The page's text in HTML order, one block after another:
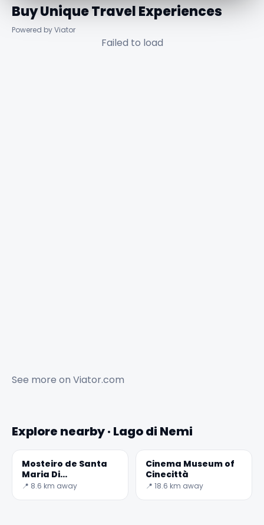
Buy Unique Travel Experiences
Powered by Viator
Failed to load
See more on Viator.com
Explore nearby · Lago di Nemi
Mosteiro de Santa
Maria Di
Grottaferrata
📍 8.6 km away
Cinema Museum of
Cinecittà
📍 18.6 km away
🏆🏆 #1 Trip Planner 2026
Rated best travel app worldwide